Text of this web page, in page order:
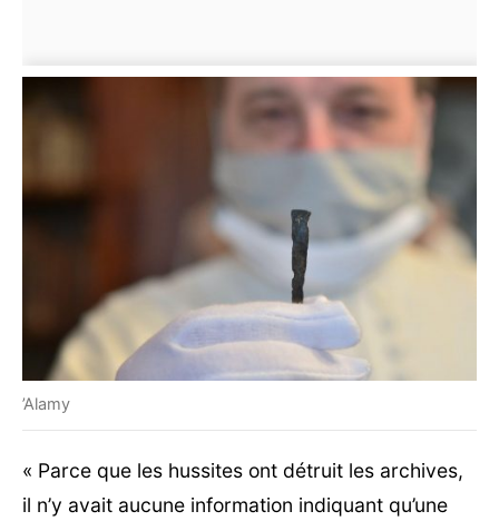
’Alamy
« Parce que les hussites ont détruit les archives,
il n’y avait aucune information indiquant qu’une